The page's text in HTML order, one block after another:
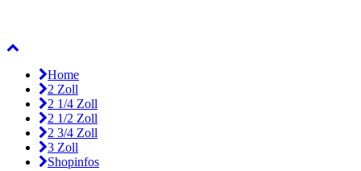
Home
2 Zoll
2 1/4 Zoll
2 1/2 Zoll
2 3/4 Zoll
3 Zoll
Shopinfos